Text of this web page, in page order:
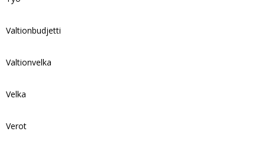
Valtionbudjetti
Valtionvelka
Velka
Verot